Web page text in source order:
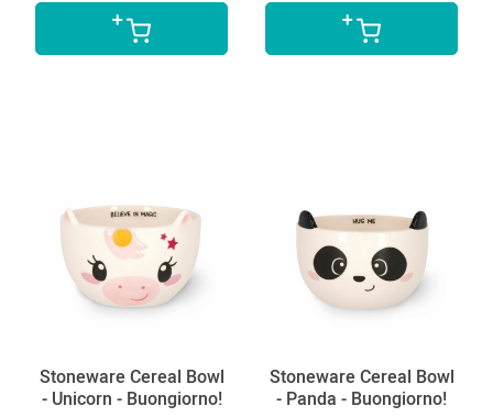
Stoneware Cereal Bowl
- Unicorn - Buongiorno!
Stoneware Cereal Bowl
- Panda - Buongiorno!